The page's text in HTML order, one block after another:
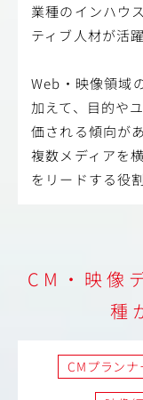
業種のインハウ
ティブ人材が活
Web・映像領域
加えて、目的や
価される傾向が
複数メディアを
をリードする役
CM・映像
種
CMプランナ